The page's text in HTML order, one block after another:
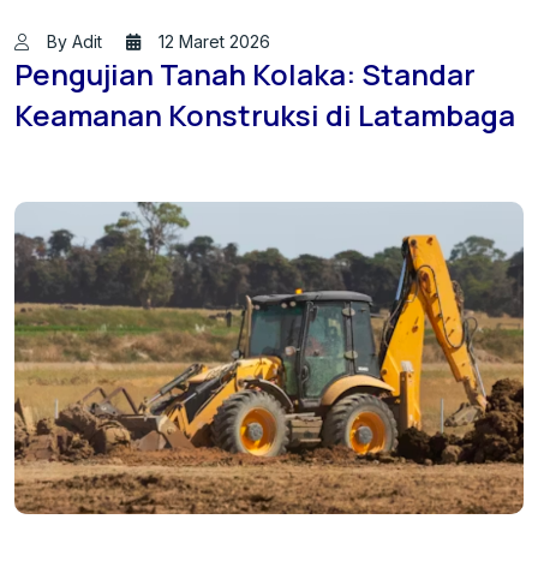
By Adit 12 Maret 2026
Pengujian Tanah Kolaka: Standar
Keamanan Konstruksi di Latambaga